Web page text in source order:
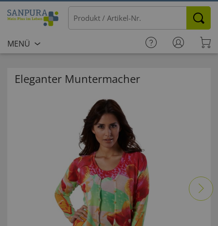
MENÜ
Eleganter Muntermacher